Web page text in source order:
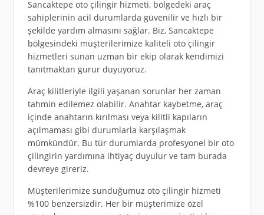
Sancaktepe oto çilingir hizmeti, bölgedeki araç
sahiplerinin acil durumlarda güvenilir ve hızlı bir
şekilde yardım almasını sağlar. Biz, Sancaktepe
bölgesindeki müşterilerimize kaliteli oto çilingir
hizmetleri sunan uzman bir ekip olarak kendimizi
tanıtmaktan gurur duyuyoruz.
Araç kilitleriyle ilgili yaşanan sorunlar her zaman
tahmin edilemez olabilir. Anahtar kaybetme, araç
içinde anahtarın kırılması veya kilitli kapıların
açılmaması gibi durumlarla karşılaşmak
mümkündür. Bu tür durumlarda profesyonel bir oto
çilingirin yardımına ihtiyaç duyulur ve tam burada
devreye gireriz.
Müşterilerimize sunduğumuz oto çilingir hizmeti
%100 benzersizdir. Her bir müşterimize özel